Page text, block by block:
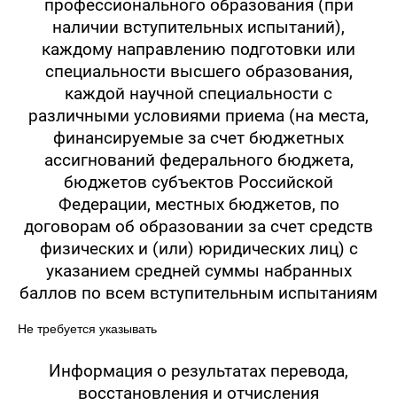
профессионального образования (при
наличии вступительных испытаний),
каждому направлению подготовки или
специальности высшего образования,
каждой научной специальности с
различными условиями приема (на места,
финансируемые за счет бюджетных
ассигнований федерального бюджета,
бюджетов субъектов Российской
Федерации, местных бюджетов, по
договорам об образовании за счет средств
физических и (или) юридических лиц) с
указанием средней суммы набранных
баллов по всем вступительным испытаниям
Не требуется указывать
Информация о результатах перевода,
восстановления и отчисления